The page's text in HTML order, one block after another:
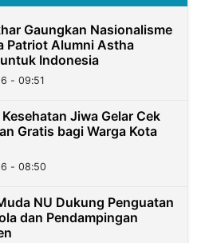
Gaungkan Nasionalisme
Patriot Alumni Astha
Indonesia
- 09:51
Jiwa Gelar Cek
Gratis bagi Warga Kota
- 08:50
NU Dukung Penguatan
dan Pendampingan